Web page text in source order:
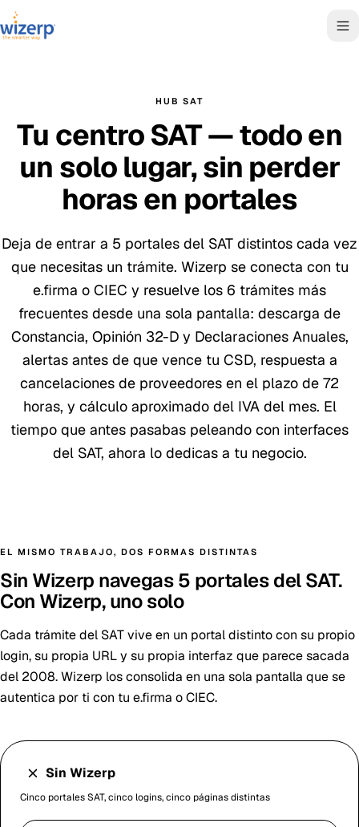
HUB SAT
Tu centro SAT — todo en
un solo lugar, sin perder
horas en portales
Deja de entrar a 5 portales del SAT distintos cada vez
que necesitas un trámite. Wizerp se conecta con tu
e.firma o CIEC y resuelve los 6 trámites más
frecuentes desde una sola pantalla: descarga de
Constancia, Opinión 32-D y Declaraciones Anuales,
alertas antes de que vence tu CSD, respuesta a
cancelaciones de proveedores en el plazo de 72
horas, y cálculo aproximado del IVA del mes. El
tiempo que antes pasabas peleando con interfaces
del SAT, ahora lo dedicas a tu negocio.
EL MISMO TRABAJO, DOS FORMAS DISTINTAS
Sin Wizerp navegas 5 portales del SAT.
Con Wizerp, uno solo
Cada trámite del SAT vive en un portal distinto con su propio
login, su propia URL y su propia interfaz que parece sacada
del 2008. Wizerp los consolida en una sola pantalla que se
autentica por ti con tu e.firma o CIEC.
Sin Wizerp
Cinco portales SAT, cinco logins, cinco páginas distintas